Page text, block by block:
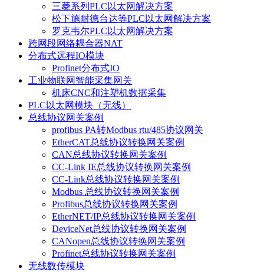
三菱系列PLC以太网解决方案
松下施耐德台达等PLC以太网解决方案
罗克韦尔PLC以太网解决方案
跨网段网络耦合器NAT
分布式远程IO模块
Profinet分布式IO
工业物联网智能采集网关
机床CNC和注塑机数据采集
PLC以太网模块（无线）
总线协议网关案例
profibus PA转Modbus rtu/485协议网关
EtherCAT总线协议转换网关案例
CAN总线协议转换网关案例
CC-Link IE总线协议转换网关案例
CC-Link总线协议转换网关案例
Modbus 总线协议转换网关案例
Profibus总线协议转换网关案例
EtherNET/IP总线协议转换网关案例
DeviceNet总线协议转换网关案例
CANopen总线协议转换网关案例
Profinet总线协议转换网关案例
无线数传模块